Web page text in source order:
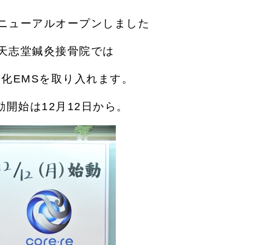
ューアルオープンしました
志堂鍼灸接骨院では
EMSを取り入れます。
開始は12月12日から。